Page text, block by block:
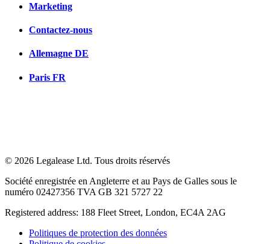
Marketing
Contactez-nous
Allemagne DE
Paris FR
© 2026 Legalease Ltd. Tous droits réservés
Société enregistrée en Angleterre et au Pays de Galles sous le
numéro 02427356 TVA GB 321 5727 22
Registered address: 188 Fleet Street, London, EC4A 2AG
Politiques de protection des données